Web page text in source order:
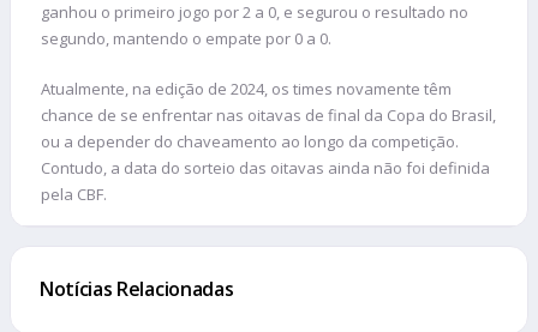
ganhou o primeiro jogo por 2 a 0, e segurou o resultado no
segundo, mantendo o empate por 0 a 0.
Atualmente, na edição de 2024, os times novamente têm
chance de se enfrentar nas oitavas de final da Copa do Brasil,
ou a depender do chaveamento ao longo da competição.
Contudo, a data do sorteio das oitavas ainda não foi definida
pela CBF.
Notícias Relacionadas